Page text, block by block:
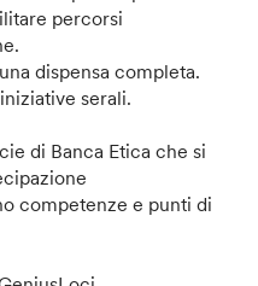
percorsi
dispensa completa.
serali.
di Banca Etica che si
competenze e punti di